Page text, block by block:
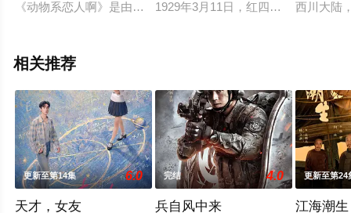
《动物系恋人啊》是由搜狐视频、莱可传媒出品联合出品，钟
1929年3月11日，红四军从江西瑞金
西川大陆
相关推荐
更新至第14集 6.0
天才，女友
完结 4.0
兵自风中来
更新至第24
江海潮生